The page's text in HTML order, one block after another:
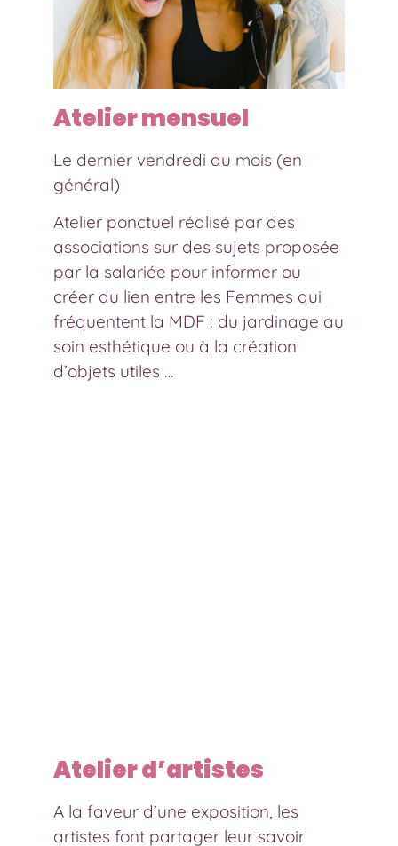
Atelier mensuel
Le dernier vendredi du mois (en
général)
Atelier ponctuel réalisé par des
associations sur des sujets proposée
par la salariée pour informer ou
créer du lien entre les Femmes qui
fréquentent la MDF : du jardinage au
soin esthétique ou à la création
d’objets utiles …
Atelier d’artistes
A la faveur d’une exposition, les
artistes font partager leur savoir